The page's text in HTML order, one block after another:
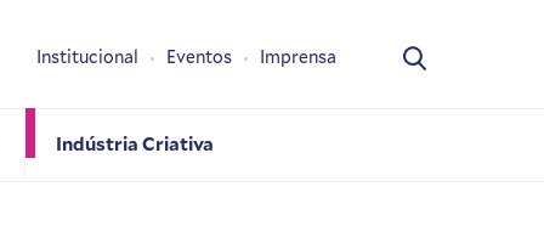
Indústria Criativa
Institucional Eventos Imprensa